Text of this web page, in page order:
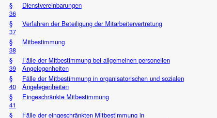
§
36
Dienstvereinbarungen
§
37
Verfahren der Beteiligung der Mitarbeitervertretung
§
38
Mitbestimmung
§
39
Fälle der Mitbestimmung bei allgemeinen personellen
Angelegenheiten
§
40
Fälle der Mitbestimmung in organisatorischen und sozialen
Angelegenheiten
§
41
Eingeschränkte Mitbestimmung
§
Fälle der eingeschränkten Mitbestimmung in